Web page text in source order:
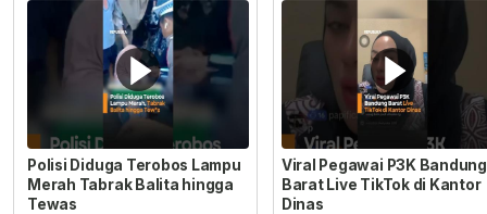
Polisi Diduga Terobos Lampu
Merah Tabrak Balita hingga
Tewas
Viral Pegawai P3K Bandung
Barat Live TikTok di Kantor
Dinas